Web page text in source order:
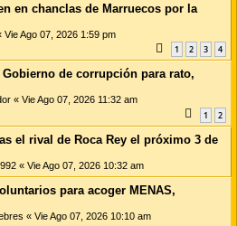
en chanclas de Marruecos por la
Vie Ago 07, 2026 1:59 pm
1 2 3 4
Gobierno de corrupción para rato,
« Vie Ago 07, 2026 11:32 am
1 2
el rival de Roca Rey el próximo 3 de
« Vie Ago 07, 2026 10:32 am
para acoger MENAS,
« Vie Ago 07, 2026 10:10 am